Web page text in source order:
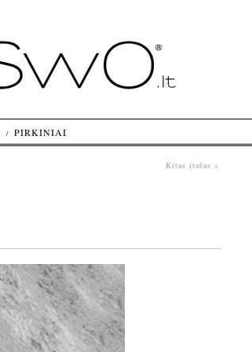
Kitas įrašas »
PIRKINIAI